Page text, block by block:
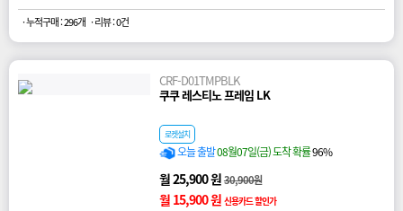
· 누적구매 : 296개 · 리뷰 : 0건
CRF-D01TMPBLK
쿠쿠 레스티노 프레임 LK
로켓설치
오늘 출발08월07일(금) 도착 확률96%
월 25,900 원30,900원
월 15,900 원 신용카드 할인가